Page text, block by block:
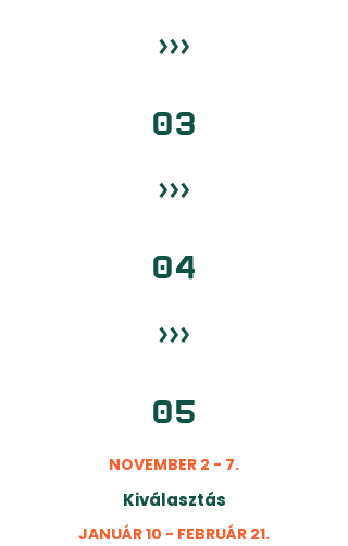
›››
03
›››
04
›››
05
NOVEMBER 2 - 7.
Kiválasztás
JANUÁR 10 - FEBRUÁR 21.